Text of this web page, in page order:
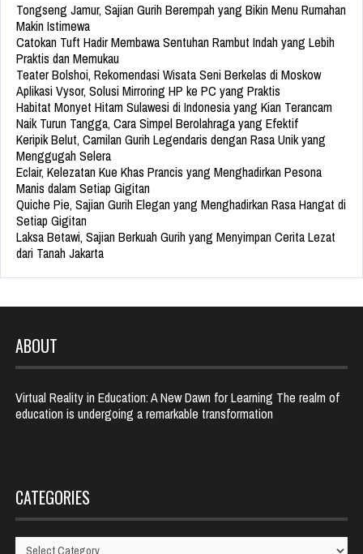
Tongseng Jamur, Sajian Gurih Berempah yang Bikin Menu Rumahan
Makin Istimewa
Catokan Tuft Hadir Membawa Sentuhan Rambut Indah yang Lebih
Praktis dan Memukau
Teater Bolshoi, Rekomendasi Wisata Seni Berkelas di Moskow
Aplikasi Vysor, Solusi Mirroring HP ke PC yang Praktis
Habitat Monyet Hitam Sulawesi di Indonesia yang Kian Terancam
Naik Turun Tangga, Cara Simpel Berolahraga yang Efektif
Keripik Belut, Camilan Gurih Legendaris dengan Rasa Unik yang
Menggugah Selera
Eclair, Kelezatan Kue Khas Prancis yang Menghadirkan Pesona
Manis dalam Setiap Gigitan
Quiche Pie, Sajian Gurih Elegan yang Menghadirkan Rasa Hangat di
Setiap Gigitan
Laksa Betawi, Sajian Berkuah Gurih yang Menyimpan Cerita Lezat
dari Tanah Jakarta
ABOUT
Virtual Reality in Education: A New Dawn for Learning The realm of
education is undergoing a remarkable transformation
CATEGORIES